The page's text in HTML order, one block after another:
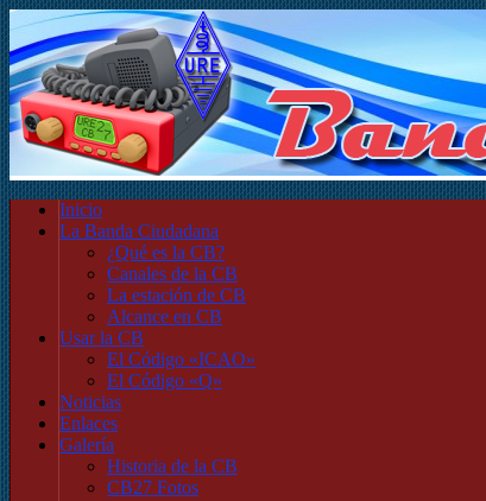
Inicio
La Banda Ciudadana
¿Qué es la CB?
Canales de la CB
La estación de CB
Alcance en CB
Usar la CB
El Código «ICAO»
El Código «Q»
Noticias
Enlaces
Galería
Historia de la CB
CB27 Fotos